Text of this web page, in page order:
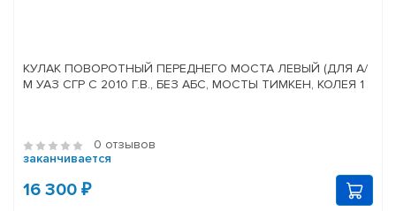
КУЛАК ПОВОРОТНЫЙ ПЕРЕДНЕГО МОСТА ЛЕВЫЙ (ДЛЯ А/
М УАЗ СГР С 2010 Г.В., БЕЗ АБС, МОСТЫ ТИМКЕН, КОЛЕЯ 1
0 отзывов
заканчивается
16 300 ₽